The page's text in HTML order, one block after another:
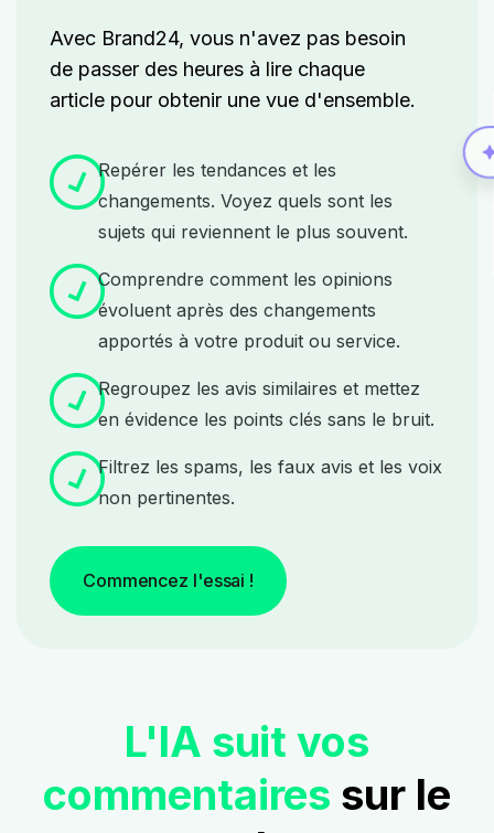
Avec Brand24, vous n'avez pas besoin
de passer des heures à lire chaque
article pour obtenir une vue d'ensemble.
Repérer les tendances et les
changements. Voyez quels sont les
sujets qui reviennent le plus souvent.
Comprendre comment les opinions
évoluent après des changements
apportés à votre produit ou service.
Regroupez les avis similaires et mettez
en évidence les points clés sans le bruit.
Filtrez les spams, les faux avis et les voix
non pertinentes.
Commencez l'essai !
L'IA suit vos
commentaires sur le